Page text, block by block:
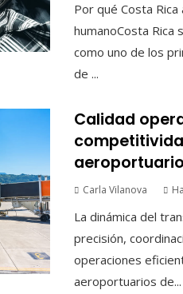
Por qué Costa
humanoCosta Rica
como uno de los
de ...
Calidad
Carla Vilanova
La dinámica del
precisión,
operaciones
aeroportuarios de...